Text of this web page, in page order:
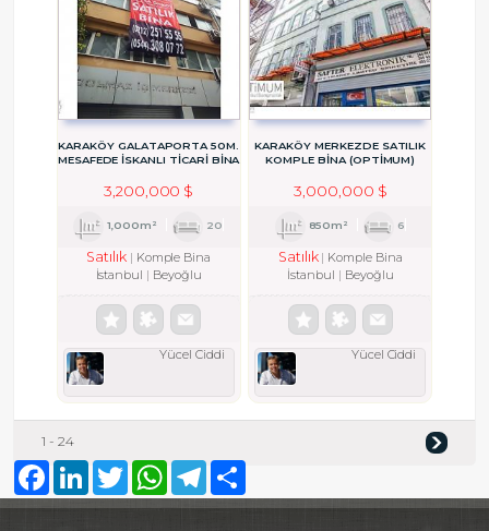
KARAKÖY GALATAPORTA 50M.
MESAFEDE İSKANLI TİCARİ BİNA
3,200,000 $
1,000m² 20
Satılık
Komple Bina
İstanbul
Beyoğlu
Yücel Ciddi
KARAKÖY MERKEZDE SATILIK
KOMPLE BİNA (OPTİMUM)
3,000,000 $
850m² 6
Satılık
Komple Bina
İstanbul
Beyoğlu
Yücel Ciddi
1 - 24
FacebookLinkedInTwitter WhatsAppTelegram